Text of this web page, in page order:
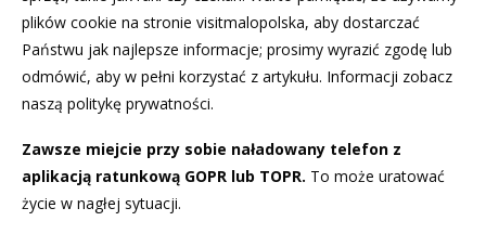
plików cookie na stronie visitmalopolska, aby dostarczać
Państwu jak najlepsze informacje; prosimy wyrazić zgodę lub
odmówić, aby w pełni korzystać z artykułu. Informacji zobacz
naszą politykę prywatności.
Zawsze miejcie przy sobie naładowany telefon z
aplikacją ratunkową GOPR lub TOPR. To może uratować
życie w nagłej sytuacji.